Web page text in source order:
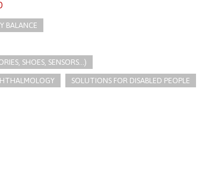
BALANCE
SHOES, SENSORS...)
SOLUTIONS FOR DISABLED PEOPLE